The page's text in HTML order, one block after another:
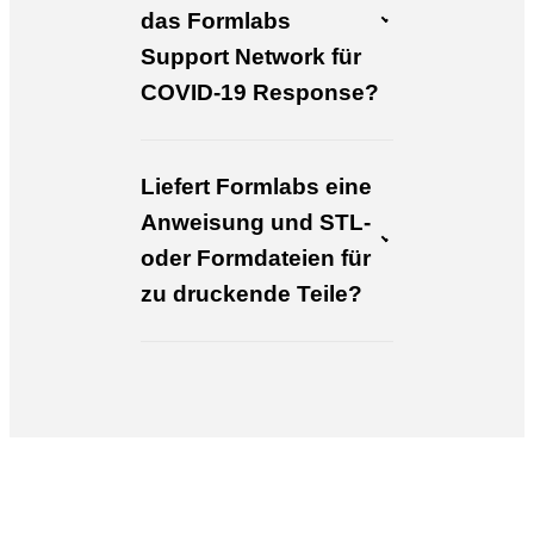
das Formlabs
Support Network für
COVID-19 Response?
Liefert Formlabs eine
Anweisung und STL-
oder Formdateien für
zu druckende Teile?